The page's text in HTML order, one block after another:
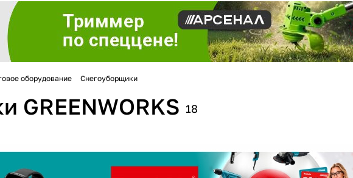
оборудование Снегоуборщики
GREENWORKS 18
на частибез переплат